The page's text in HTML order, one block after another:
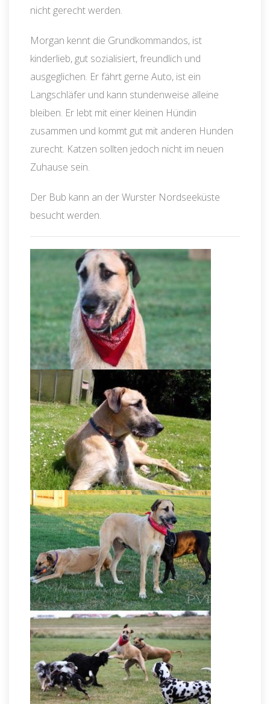
nicht gerecht werden.
Morgan kennt die Grundkommandos, ist
kinderlieb, gut sozialisiert, freundlich und
ausgeglichen. Er fährt gerne Auto, ist ein
Langschläfer und kann stundenweise alleine
bleiben. Er lebt mit einer kleinen Hündin
zusammen und kommt gut mit anderen Hunden
zurecht. Katzen sollten jedoch nicht im neuen
Zuhause sein.
Der Bub kann an der Wurster Nordseeküste
besucht werden.